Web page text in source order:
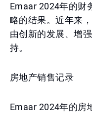
Emaar 2024年的财
略的结果。近年来
由创新的发展、增
持。
房地产销售记录
Emaar 2024年的房